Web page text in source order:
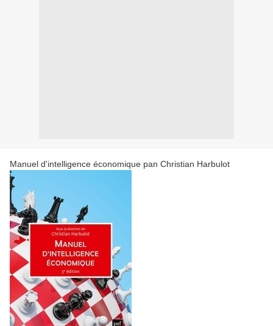
Manuel d'intelligence économique pan Christian Harbulot